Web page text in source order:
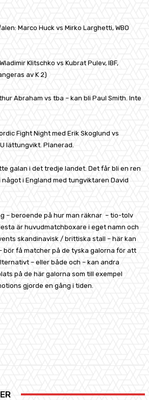
Marco Huck vs Mirko Larghetti, WBO
Klitschko vs Kubrat Pulev, IBF,
av K 2)
Abraham vs tba – kan bli Paul Smith. Inte
Fight Night med Erik Skoglund vs
lättungvikt. Planerad.
galan i det tredje landet. Det får bli en ren
i England med tungviktaren David
– beroende på hur man räknar – tio-tolv
är huvudmatchboxare i eget namn och
skandinavisk / brittiska stall – här kan
bör få matcher på de tyska galorna för att
– eller både och – kan andra
på de här galorna som till exempel
gjorde en gång i tiden.